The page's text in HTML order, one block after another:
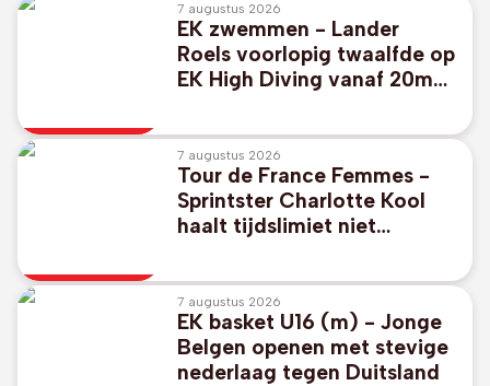
7 augustus 2026
EK zwemmen - Lander
Roels voorlopig twaalfde op
EK High Diving vanaf 20m
7 augustus 2026
Tour de France Femmes -
Sprintster Charlotte Kool
haalt tijdslimiet niet
7 augustus 2026
EK basket U16 (m) - Jonge
Belgen openen met stevige
nederlaag tegen Duitsland